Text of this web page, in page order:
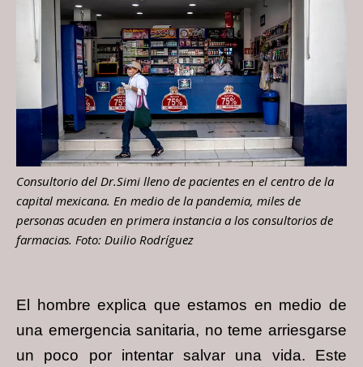
Consultorio del Dr.Simi lleno de pacientes en el centro de la
capital mexicana. En medio de la pandemia, miles de
personas acuden en primera instancia a los consultorios de
farmacias. Foto: Duilio Rodríguez
El hombre explica que estamos en medio de
una emergencia sanitaria, no teme arriesgarse
un poco por intentar salvar una vida. Este